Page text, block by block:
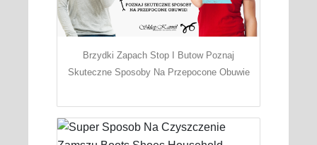
Brzydki Zapach Stop I Butow Poznaj
Skuteczne Sposoby Na Przepocone Obuwie